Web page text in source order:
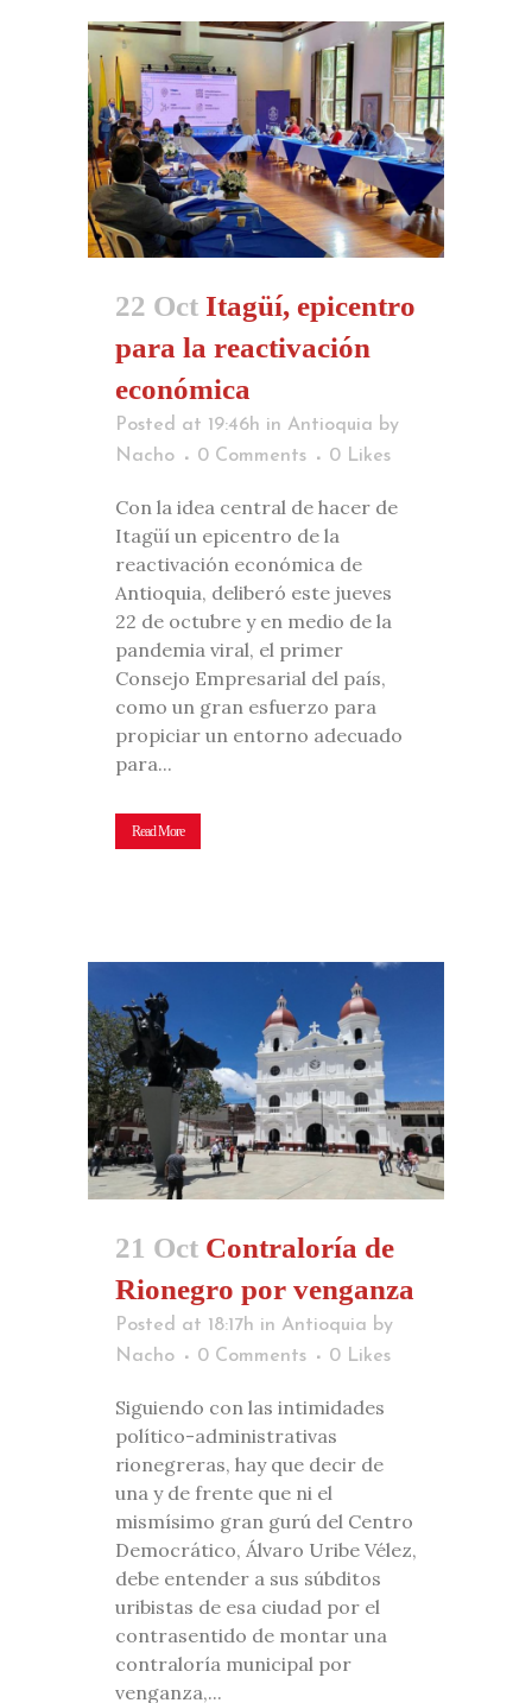
22 Oct Itagüí, epicentro
para la reactivación
económica
Posted at 19:46h in Antioquia by
Nacho
0 Comments 0 Likes
Con la idea central de hacer de
Itagüí un epicentro de la
reactivación económica de
Antioquia, deliberó este jueves
22 de octubre y en medio de la
pandemia viral, el primer
Consejo Empresarial del país,
como un gran esfuerzo para
propiciar un entorno adecuado
para...
Read More
21 Oct Contraloría de
Rionegro por venganza
Posted at 18:17h in Antioquia by
Nacho
0 Comments 0 Likes
Siguiendo con las intimidades
político-administrativas
rionegreras, hay que decir de
una y de frente que ni el
mismísimo gran gurú del Centro
Democrático, Álvaro Uribe Vélez,
debe entender a sus súbditos
uribistas de esa ciudad por el
contrasentido de montar una
contraloría municipal por
venganza,...